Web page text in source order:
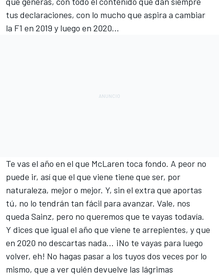
tus declaraciones, con lo mucho que aspira a cambiar
la F1 en 2019 y luego en 2020...
Te vas el año en el que McLaren toca fondo. A peor no
puede ir, así que el que viene tiene que ser, por
naturaleza, mejor o mejor. Y, sin el extra que aportas
tú, no lo tendrán tan fácil para avanzar. Vale, nos
queda Sainz, pero no queremos que te vayas todavía.
Y dices que igual el año que viene te arrepientes, y que
en 2020 no descartas nada... ¡No te vayas para luego
volver, eh! No hagas pasar a los tuyos dos veces por lo
mismo, que a ver quién devuelve las lágrimas